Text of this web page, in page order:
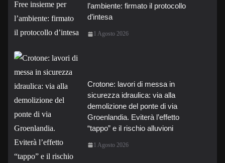
l’ambiente: firmato il protocollo
d’intesa
1 Agosto 2026
Crotone: lavori di messa in
sicurezza idraulica: via alla
demolizione del ponte di via
Groenlandia. Eviterà l’effetto
“tappo” e il rischio alluvioni
1 Agosto 2026